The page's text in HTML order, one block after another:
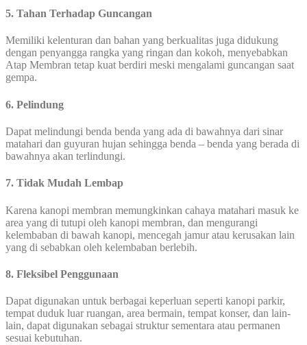
5. Tahan Terhadap Guncangan
Memiliki kelenturan dan bahan yang berkualitas juga didukung
dengan penyangga rangka yang ringan dan kokoh, menyebabkan
Atap Membran tetap kuat berdiri meski mengalami guncangan saat
gempa.
6. Pelindung
Dapat melindungi benda benda yang ada di bawahnya dari sinar
matahari dan guyuran hujan sehingga benda – benda yang berada di
bawahnya akan terlindungi.
7. Tidak Mudah Lembap
Karena kanopi membran memungkinkan cahaya matahari masuk ke
area yang di tutupi oleh kanopi membran, dan mengurangi
kelembaban di bawah kanopi, mencegah jamur atau kerusakan lain
yang di sebabkan oleh kelembaban berlebih.
8. Fleksibel Penggunaan
Dapat digunakan untuk berbagai keperluan seperti kanopi parkir,
tempat duduk luar ruangan, area bermain, tempat konser, dan lain-
lain, dapat digunakan sebagai struktur sementara atau permanen
sesuai kebutuhan.